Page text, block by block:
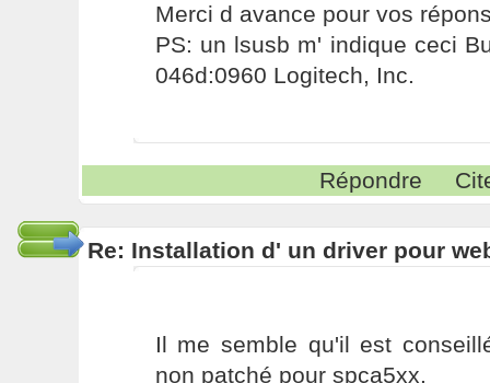
Merci d avance pour vos
PS: un lsusb m' indique ceci
046d:0960 Logitech, Inc.
Répondre
Re: Installation d' un driver pour
Il me semble qu'il est
non patché pour spca5xx.